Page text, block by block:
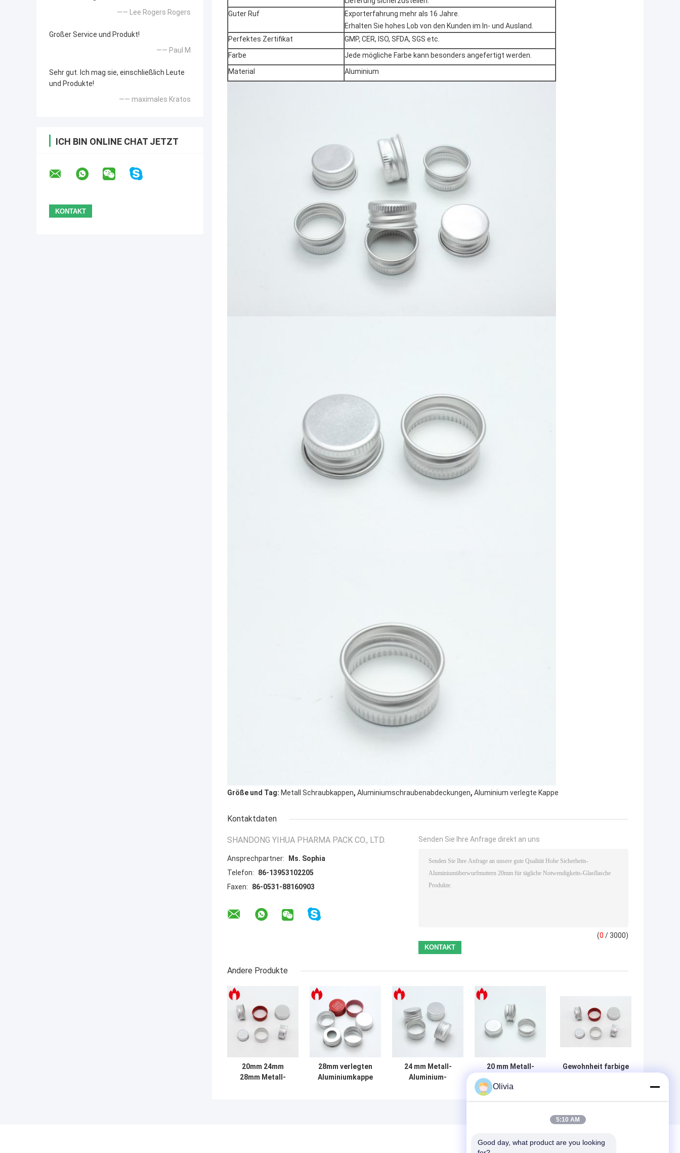
—— Lee Rogers Rogers
Großer Service und Produkt!
—— Paul M
Sehr gut. Ich mag sie, einschließlich Leute
und Produkte!
—— maximales Kratos
ICH BIN ONLINE CHAT JETZT
Guter Ruf
Exporterfahrung mehr als 16 Jahre.
Erhalten Sie hohes Lob von den Kunden im In- und Ausland.
Perfektes Zertifikat
GMP, CER, ISO, SFDA, SGS etc.
Farbe
Jede mögliche Farbe kann besonders angefertigt werden.
Material
Aluminium
Größe und Tag: Metall Schraubkappen, Aluminiumschraubenabdeckungen, Aluminium verlegte Kappe
Kontaktdaten
SHANDONG YIHUA PHARMA PACK CO., LTD.
Ansprechpartner:
Ms. Sophia
Telefon:
86-13953102205
Faxen:
86-0531-88160903
Senden Sie Ihre Anfrage direkt an uns
(0 / 3000)
Andere Produkte
20mm 24mm
28mm Metall-
28mm verlegten
Aluminiumkappe
24 mm Metall-
Aluminium-
20 mm Metall-
Schraubkappen
Gewohnheit farbige
28mm
Olivia
5:10 AM
Good day, what product are you looking